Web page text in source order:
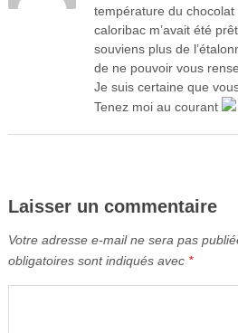
température du
caloribac m’avait été
souviens plus de
de ne pouvoir vous
Je suis certaine que
Tenez moi au courant
Laisser un commentaire
Votre adresse e-mail ne sera pas
obligatoires sont indiqués avec *